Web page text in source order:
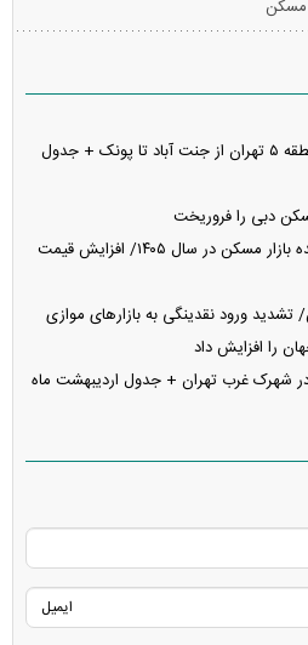
خطا
قیمت آپارتمان ۶۰ متری در منطقه ۵ تهران از جنت آباد تا پونک + جدول
دبی را فروریخت
پیش‌بینی یک کارشناس از آینده بازار مسکن در سال ۱۴۰۵/ افزایش قیمت
ورود نقدینگی به بازارهای موازی
را افزایش داد
آپارتمان ۲ خوابه در شهرک غرب تهران + جدول اردیبهشت ماه